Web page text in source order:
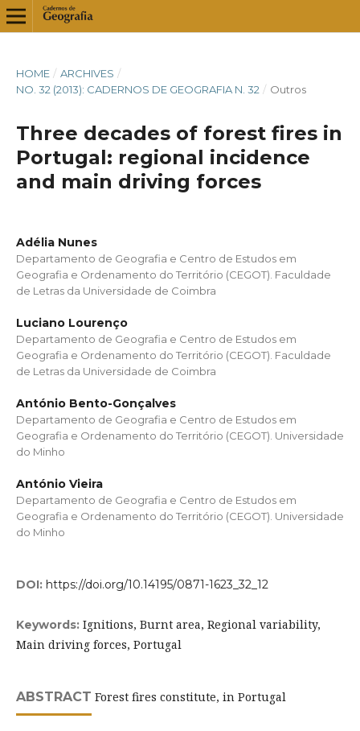
HOME / ARCHIVES /
NO. 32 (2013): CADERNOS DE GEOGRAFIA N. 32 / Outros
Three decades of forest fires in
Portugal: regional incidence
and main driving forces
Adélia Nunes
Departamento de Geografia e Centro de Estudos em
Geografia e Ordenamento do Território (CEGOT). Faculdade
de Letras da Universidade de Coimbra
Luciano Lourenço
Departamento de Geografia e Centro de Estudos em
Geografia e Ordenamento do Território (CEGOT). Faculdade
de Letras da Universidade de Coimbra
António Bento-Gonçalves
Departamento de Geografia e Centro de Estudos em
Geografia e Ordenamento do Território (CEGOT). Universidade
do Minho
António Vieira
Departamento de Geografia e Centro de Estudos em
Geografia e Ordenamento do Território (CEGOT). Universidade
do Minho
DOI: https://doi.org/10.14195/0871-1623_32_12
Keywords: Ignitions, Burnt area, Regional variability,
Main driving forces, Portugal
ABSTRACT Forest fires constitute, in Portugal